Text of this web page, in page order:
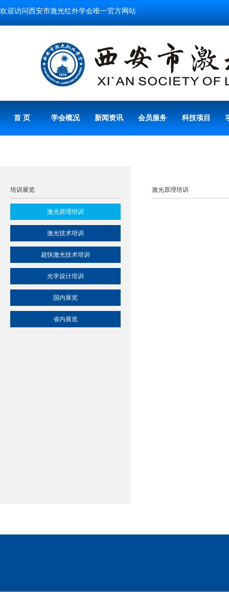
欢迎访问西安市激光红外学会唯一官方网站
首 页 学会概况 新闻资讯 会员服务 科技项目
培训展览
激光原理培训
激光技术培训
超快激光技术培训
光学设计培训
国内展览
省内展览
激光原理培训